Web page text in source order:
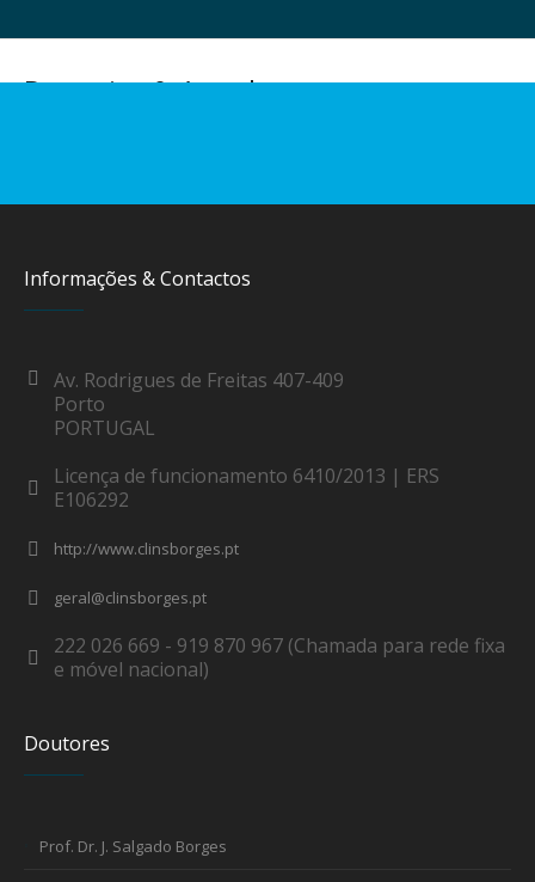
Parcerias & Acordos
Informações & Contactos
Av. Rodrigues de Freitas 407-409
Porto
PORTUGAL
Licença de funcionamento 6410/2013 | ERS
E106292
http://www.clinsborges.pt
geral@clinsborges.pt
222 026 669 - 919 870 967 (Chamada para rede fixa
e móvel nacional)
Doutores
Prof. Dr. J. Salgado Borges